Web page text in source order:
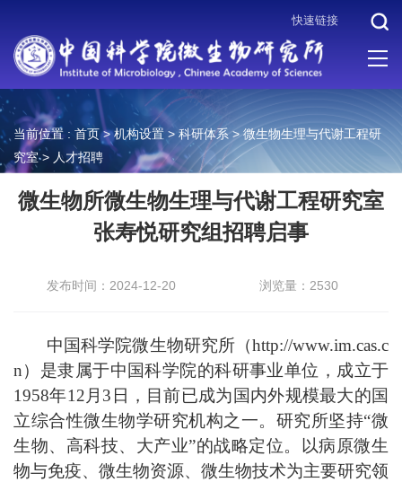
快速链接
当前位置 : 首页>机构设置 > 科研体系>微生物生理与代谢工程研
究室> 人才招聘
微生物所微生物生理与代谢工程研究室
张寿悦研究组招聘启事
发布时间：2024-12-20 浏览量：2530
中国科学院微生物研究所（http://www.im.cas.c
n）是隶属于中国科学院的科研事业单位，成立于
1958年12月3日，目前已成为国内外规模最大的国
立综合性微生物学研究机构之一。研究所坚持“微
生物、高科技、大产业”的战略定位。以病原微生
物与免疫、微生物资源、微生物技术为主要研究领